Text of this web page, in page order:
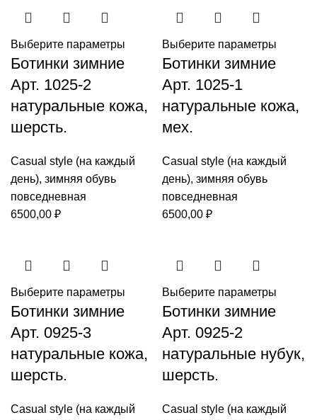
Выберите параметры
Ботинки зимние
Арт. 1025-2
натуральные кожа,
шерсть.
Casual style (на каждый
день), зимняя обувь
повседневная
6500,00 ₽
Выберите параметры
Ботинки зимние
Арт. 1025-1
натуральные кожа,
мех.
Casual style (на каждый
день), зимняя обувь
повседневная
6500,00 ₽
Выберите параметры
Ботинки зимние
Арт. 0925-3
натуральные кожа,
шерсть.
Casual style (на каждый
Выберите параметры
Ботинки зимние
Арт. 0925-2
натуральные нубук,
шерсть.
Casual style (на каждый